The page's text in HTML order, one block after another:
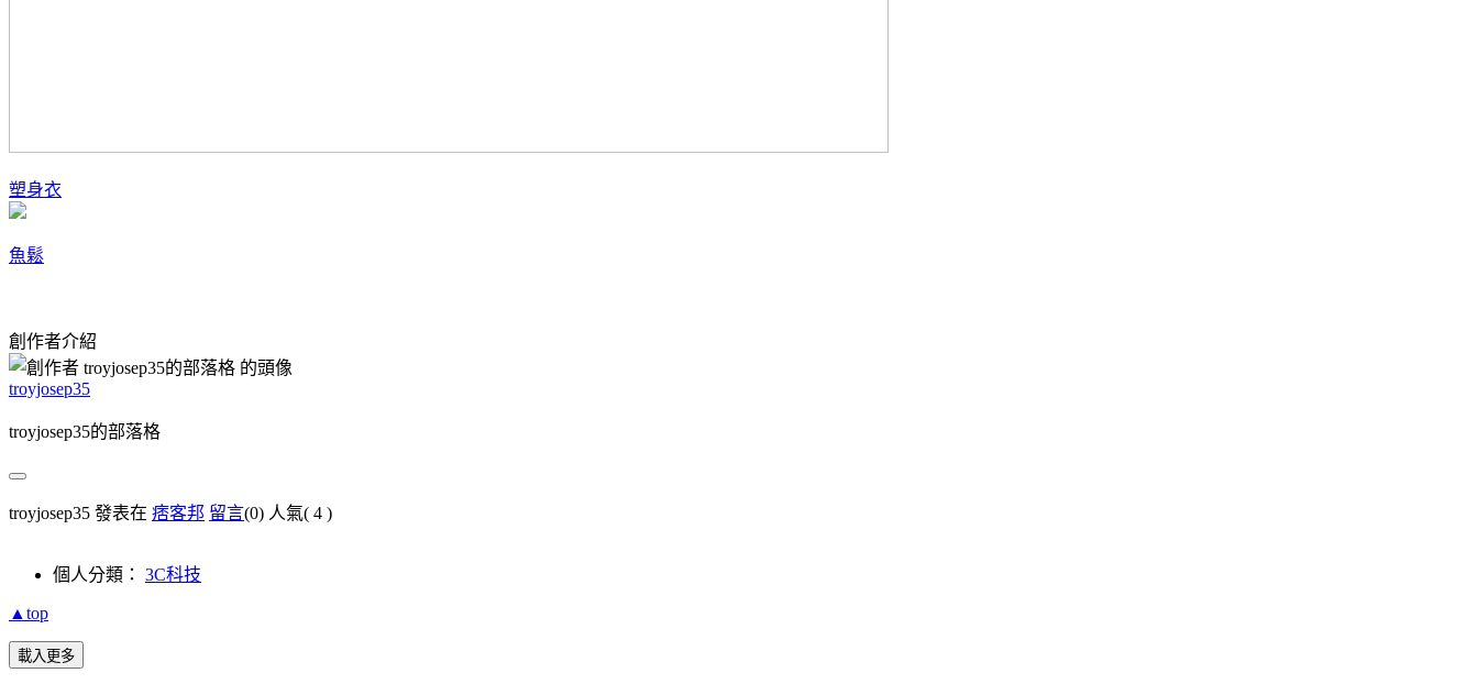
塑身衣
魚鬆
創作者介紹
troyjosep35
troyjosep35的部落格
troyjosep35 發表在 痞客邦 留言(0) 人氣( 4 )
個人分類： 3C科技
▲top
載入更多